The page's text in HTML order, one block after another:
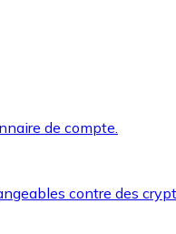
de compte.
contre des